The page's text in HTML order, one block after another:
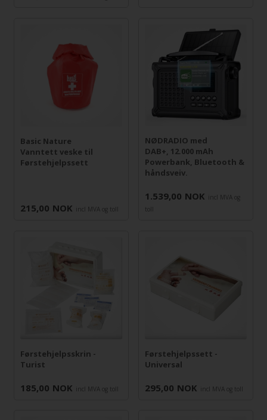
Basic Nature
Vanntett veske til
Førstehjelpssett
215,00 NOK incl MVA og toll
NØDRADIO med
DAB+, 12.000 mAh
Powerbank, Bluetooth &
håndsveiv.
1.539,00 NOK
incl MVA og
toll
Førstehjelpsskrin -
Turist
185,00 NOK incl MVA og toll
Førstehjelpssett -
Universal
295,00 NOK incl MVA og toll